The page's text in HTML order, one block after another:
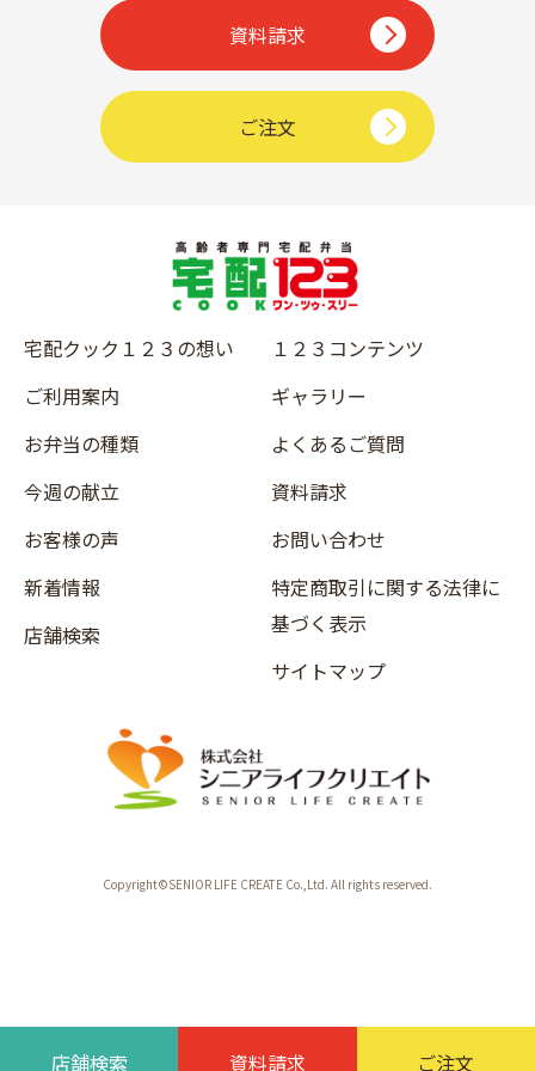
店舗検索 資料請求 ご注文
資料請求
ご注文
宅配クック１２３の想い
ご利用案内
お弁当の種類
今週の献立
お客様の声
新着情報
店舗検索
１２３コンテンツ
ギャラリー
よくあるご質問
資料請求
お問い合わせ
特定商取引に関する法律に
基づく表示
サイトマップ
Copyright©SENIOR LIFE CREATE Co.,Ltd. All rights reserved.